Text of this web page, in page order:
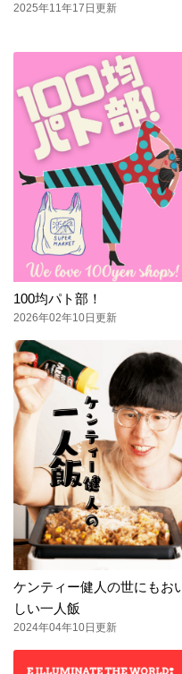
2025年11年17日更新
100均パト部！
2026年02年10日更新
ケンティー健人の世にもお
しい一人飯
2024年04年10日更新